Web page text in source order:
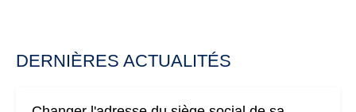
DERNIÈRES ACTUALITÉS